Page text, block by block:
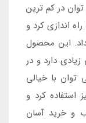
در کم ترین
اندازی کرد و
این محصول
دارد و در
با خیالی
کرد و
و خرید آسان